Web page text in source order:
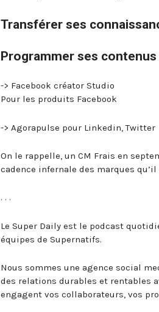
Transférer ses
Programmer ses
-> Facebook créator Studio
Pour les produits Facebook
-> Agorapulse pour Linkedin, Twitter
On le rappelle, un CM Frais en
cadence infernale des marques
. . .
Le Super Daily est le podcast
équipes de Supernatifs.
Nous sommes une agence social
des relations durables et rentables
engagent vos collaborateurs, vos